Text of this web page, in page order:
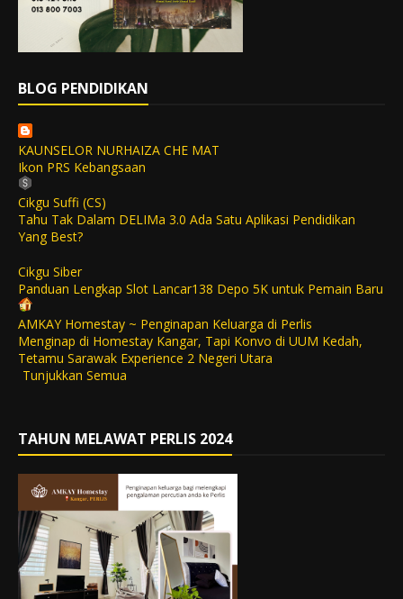
BLOG PENDIDIKAN
KAUNSELOR NURHAIZA CHE MAT
Ikon PRS Kebangsaan
Cikgu Suffi (CS)
Tahu Tak Dalam DELIMa 3.0 Ada Satu Aplikasi Pendidikan
Yang Best?
Cikgu Siber
Panduan Lengkap Slot Lancar138 Depo 5K untuk Pemain Baru
AMKAY Homestay ~ Penginapan Keluarga di Perlis
Menginap di Homestay Kangar, Tapi Konvo di UUM Kedah,
Tetamu Sarawak Experience 2 Negeri Utara
Tunjukkan Semua
TAHUN MELAWAT PERLIS 2024